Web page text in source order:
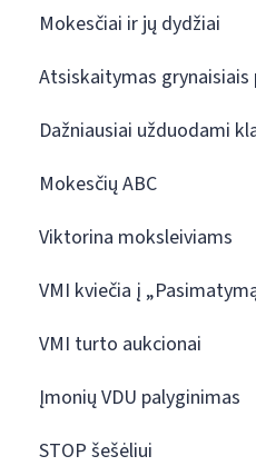
Mokesčiai ir jų dydžiai
Atsiskaitymas grynaisiais
Dažniausiai užduodami
Mokesčių ABC
Viktorina moksleiviams
VMI kviečia į
VMI turto aukcionai
Įmonių VDU palyginimas
STOP šešėliui